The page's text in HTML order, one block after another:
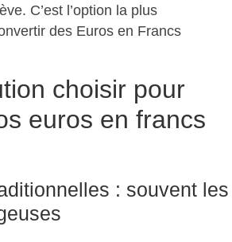
C’est l’option la plus
des Euros en Francs
choisir pour
euros en francs
: souvent les